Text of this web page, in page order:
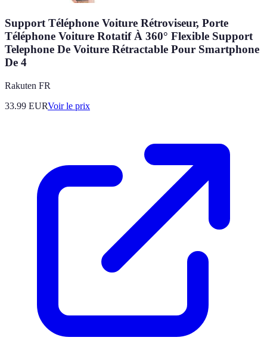
Support Téléphone Voiture Rétroviseur, Porte
Téléphone Voiture Rotatif À 360° Flexible Support
Telephone De Voiture Rétractable Pour Smartphone
De 4
Rakuten FR
33.99 EURVoir le prix